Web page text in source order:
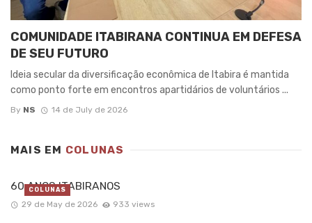
COMUNIDADE ITABIRANA CONTINUA EM DEFESA
DE SEU FUTURO
Ideia secular da diversificação econômica de Itabira é mantida
como ponto forte em encontros apartidários de voluntários ...
By NS 14 de July de 2026
MAIS EM COLUNAS
60 ANOS ITABIRANOS
29 de May de 2026 933 views
COLUNAS